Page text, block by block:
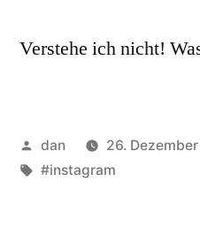
Verstehe ich nicht!
Veröffentlicht
von
dan 26.
Schlagwörter:
#instagram